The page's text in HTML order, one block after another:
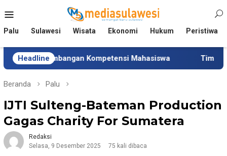
ke
Mobile
Palu Sulawesi Wisata Ekonomi Hukum Peristiwa
Headline
Kompetensi Mahasiswa Tim Universitas
Beranda Palu
IJTI Sulteng-Bateman Production
Gagas Charity For Sumatera
Redaksi
Selasa, 9 Desember 2025
75 kali dibaca